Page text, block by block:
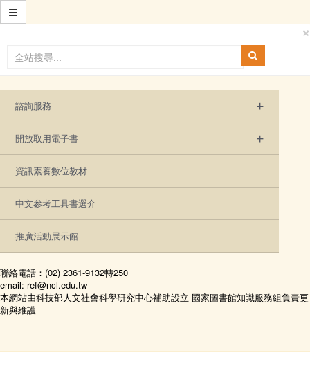
到
區
×
諮詢服務 +
開放取用電子書 +
資訊素養數位教材
中文參考工具書選介
推廣活動展示館
聯絡電話：(02) 2361-9132轉250
email: ref@ncl.edu.tw
本網站由科技部人文社會科學研究中心補助設立 國家圖書館知識服務組負責更
新與維護
:::
問題選粹 - 社會科學
時代雜誌的創辦人?
16 十一月 2016
亨利.魯斯;一九二三年時代雜誌第一卷第一期出刊,時代雜誌現在的
發行人密勒。